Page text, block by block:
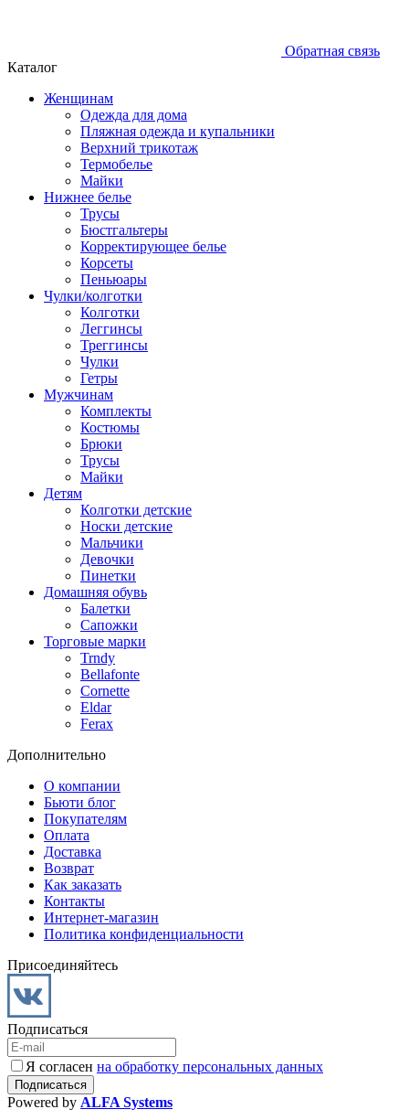
Обратная связь
Каталог
Женщинам
Одежда для дома
Пляжная одежда и купальники
Верхний трикотаж
Термобелье
Майки
Нижнее белье
Трусы
Бюстгальтеры
Корректирующее белье
Корсеты
Пеньюары
Чулки/колготки
Колготки
Леггинсы
Треггинсы
Чулки
Гетры
Мужчинам
Комплекты
Костюмы
Брюки
Трусы
Майки
Детям
Колготки детские
Носки детские
Мальчики
Девочки
Пинетки
Домашняя обувь
Балетки
Сапожки
Торговые марки
Trndy
Bellafonte
Cornette
Eldar
Ferax
Дополнительно
О компании
Бьюти блог
Покупателям
Оплата
Доставка
Возврат
Как заказать
Контакты
Интернет-магазин
Политика конфиденциальности
Присоединяйтесь
Подписаться
Я согласен на обработку персональных данных
Powered by ALFA Systems